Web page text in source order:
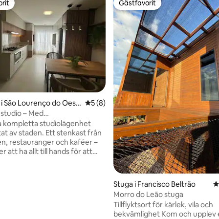
São Lourenço do Oest
5 av 5 i genomsnittligt betyg, 8
5 (8)
– Med
kompletta studiolägenhet
av staden. Ett stenkast från
restauranger och kaféer –
att ha allt till hands för att
Gästfavorit
Gästfavorit
Stuga i Francisco Beltrão
Morro do Leão stuga
Tillflyktsort för kärlek, vila och
bekvämlighet Kom och upplev en